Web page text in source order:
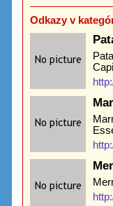
Odkazy v